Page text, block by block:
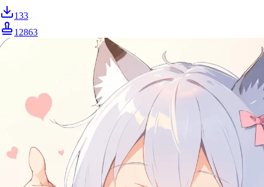
133
12863